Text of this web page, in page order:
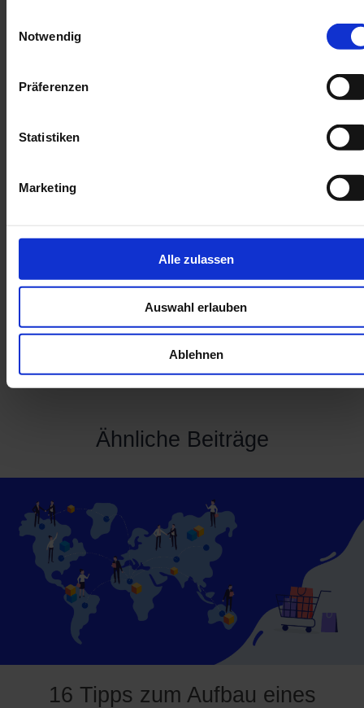
Notwendig
Präferenzen
Statistiken
Marketing
Alle zulassen
Auswahl erlauben
Ablehnen
Ähnliche Beiträge
16 Tipps zum Aufbau eines